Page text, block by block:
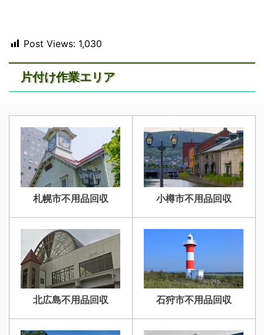
Post Views: 1,030
片付け作業エリア
札幌市不用品回収 小樽市不用品回収
北広島不用品回収 石狩市不用品回収